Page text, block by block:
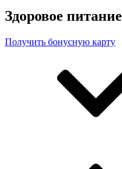
Здоровое питание
Получить бонусную карту